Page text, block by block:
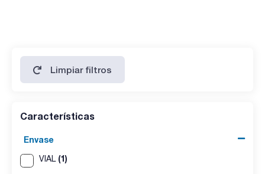
Limpiar filtros
Características
Envase
VIAL (1)